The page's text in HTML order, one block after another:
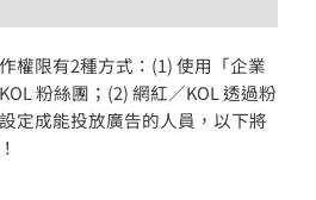
權限有2種方式：(1) 使用「企業
粉絲團；(2) 網紅／KOL 透過粉
定成能投放廣告的人員，以下將